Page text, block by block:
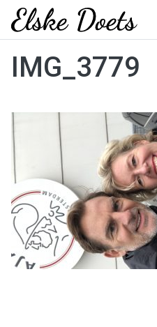
Skip
content
IMG_3779